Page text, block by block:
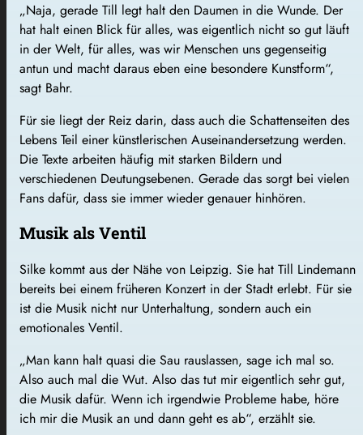
„Naja, gerade Till legt halt den Daumen in die Wunde. Der
hat halt einen Blick für alles, was eigentlich nicht so gut läuft
in der Welt, für alles, was wir Menschen uns gegenseitig
antun und macht daraus eben eine besondere Kunstform“,
sagt Bahr.
Für sie liegt der Reiz darin, dass auch die Schattenseiten des
Lebens Teil einer künstlerischen Auseinandersetzung werden.
Die Texte arbeiten häufig mit starken Bildern und
verschiedenen Deutungsebenen. Gerade das sorgt bei vielen
Fans dafür, dass sie immer wieder genauer hinhören.
Musik als Ventil
Silke kommt aus der Nähe von Leipzig. Sie hat Till Lindemann
bereits bei einem früheren Konzert in der Stadt erlebt. Für sie
ist die Musik nicht nur Unterhaltung, sondern auch ein
emotionales Ventil.
„Man kann halt quasi die Sau rauslassen, sage ich mal so.
Also auch mal die Wut. Also das tut mir eigentlich sehr gut,
die Musik dafür. Wenn ich irgendwie Probleme habe, höre
ich mir die Musik an und dann geht es ab“, erzählt sie.